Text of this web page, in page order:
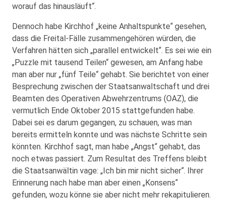
worauf das hinausläuft“.
Dennoch habe Kirchhof „keine Anhaltspunkte“ gesehen,
dass die Freital-Fälle zusammengehören würden, die
Verfahren hätten sich „parallel entwickelt“. Es sei wie ein
„Puzzle mit tausend Teilen“ gewesen, am Anfang habe
man aber nur „fünf Teile“ gehabt. Sie berichtet von einer
Besprechung zwischen der Staatsanwaltschaft und drei
Beamten des Operativen Abwehrzentrums (OAZ), die
vermutlich Ende Oktober 2015 stattgefunden habe.
Dabei sei es darum gegangen, zu schauen, was man
bereits ermitteln konnte und was nächste Schritte sein
könnten. Kirchhof sagt, man habe „Angst“ gehabt, das
noch etwas passiert. Zum Resultat des Treffens bleibt
die Staatsanwältin vage: „Ich bin mir nicht sicher“. Ihrer
Erinnerung nach habe man aber einen „Konsens“
gefunden, wozu könne sie aber nicht mehr rekapitulieren.